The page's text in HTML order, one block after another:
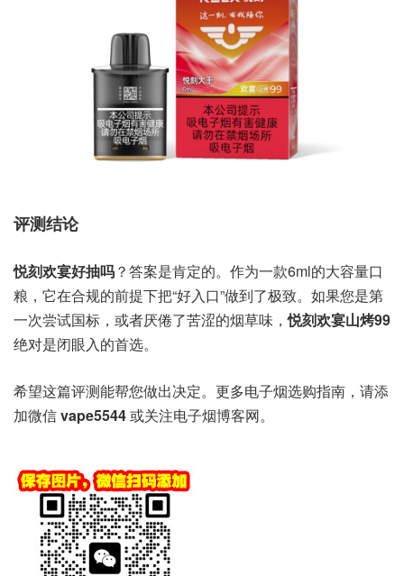
评测结论
悦刻欢宴好抽吗？答案是肯定的。作为一款6ml的大容量口
粮，它在合规的前提下把“好入口”做到了极致。如果您是第
一次尝试国标，或者厌倦了苦涩的烟草味，悦刻欢宴山烤99
绝对是闭眼入的首选。
希望这篇评测能帮您做出决定。更多电子烟选购指南，请添
加微信vape5544或关注电子烟博客网。